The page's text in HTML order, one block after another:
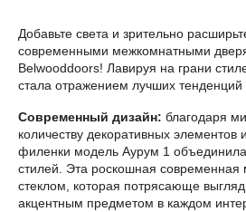
Добавьте света и зрительно
современными межкомнатными
Belwooddoors! Лавируя на грани
стала отражением лучших тенденций
Современный дизайн: благодаря
количеству декоративных
филенки модель Аурум 1 объединила
стилей. Эта роскошная современная
стеклом, которая потрясающе
акцентным предметом в каждом